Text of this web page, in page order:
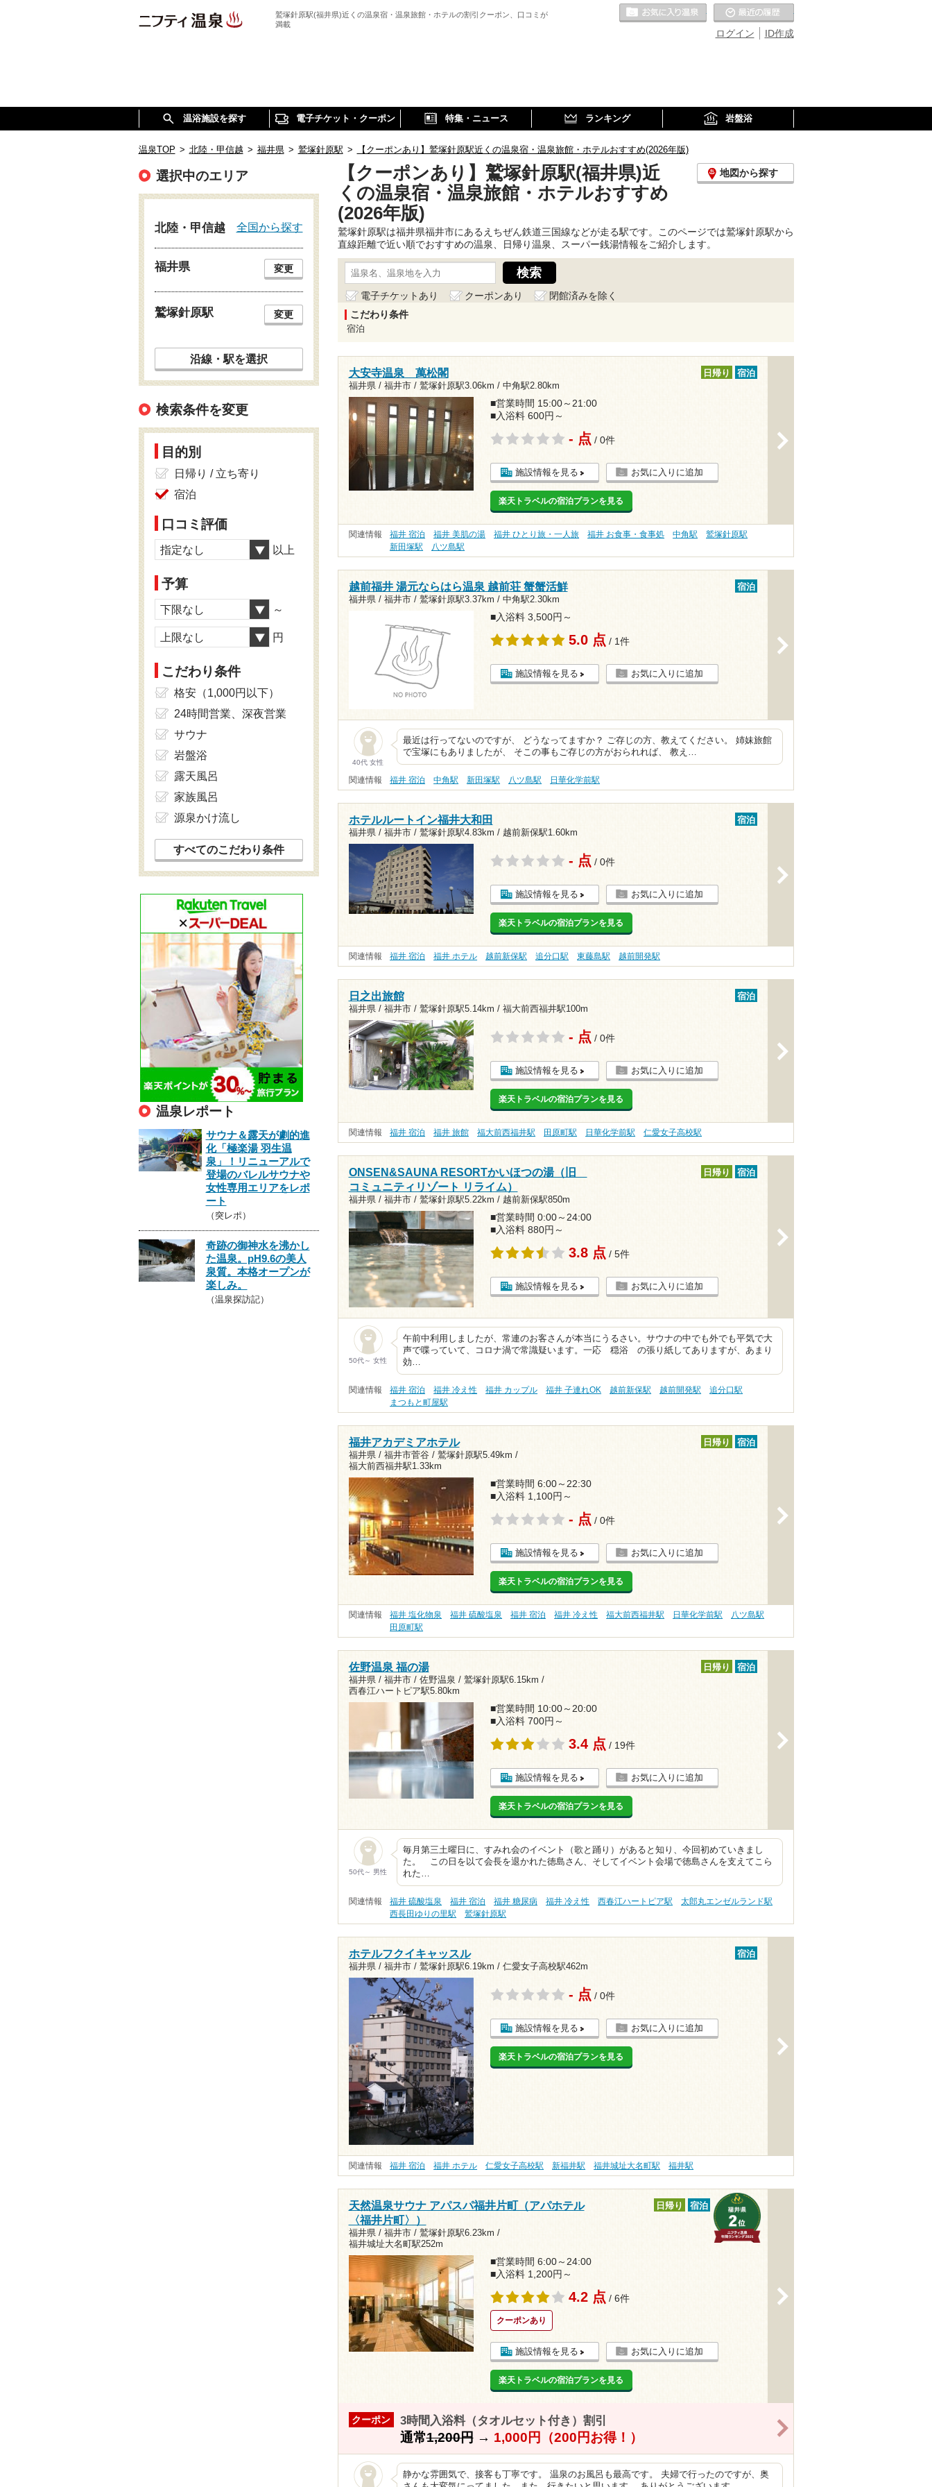
鷲塚針原駅(福井県)近くの温泉宿・温泉旅館・ホテルの割引クーポン、口コミが
満載
ID作成
ログイン
お気に入りの温泉
温浴施設を探す 電子チケット・クーポン 特集・ニュース ランキング 岩盤浴
温泉TOP > 北陸・甲信越 > 福井県 > 鷲塚針原駅 > 【クーポンあり】鷲塚針原駅近くの温泉宿・温泉旅館・ホテルおすすめ(2026年版)
【クーポンあり】鷲塚針原駅(福井県)近
くの温泉宿・温泉旅館・ホテルおすすめ
(2026年版)
地図から探す
鷲塚針原駅は福井県福井市にあるえちぜん鉄道三国線などが走る駅です。このページでは鷲塚針原駅から
直線距離で近い順でおすすめの温泉、日帰り温泉、スーパー銭湯情報をご紹介します。
電子チケットあり クーポンあり
閉館済みを除く
こだわり条件
宿泊
大安寺温泉 萬松閣
福井県 / 福井市 / 鷲塚針原駅3.06km / 中角駅2.80km
日帰り 宿泊
■営業時間 15:00～21:00
■入浴料 600円～
- 点 / 0件
施設情報を見る お気に入りに追加
楽天トラベルの宿泊プランを見る
関連情報 福井 宿泊 福井 美肌の湯 福井 ひとり旅・一人旅 福井 お食事・食事処 中角駅
鷲塚針原駅
新田塚駅
八ツ島駅
越前福井 湯元ならはら温泉 越前荘 蟹蟹活鮮
福井県 / 福井市 / 鷲塚針原駅3.37km / 中角駅2.30km
宿泊
■入浴料 3,500円～
5.0 点 / 1件
施設情報を見る お気に入りに追加
40代 女性
最近は行ってないのですが、 どうなってますか？ ご存じの方、教えてください。 姉妹旅館
で宝塚にもありましたが、 そこの事もご存じの方がおられれば、 教え…
関連情報 福井 宿泊 中角駅 新田塚駅 八ツ島駅 日華化学前駅
ホテルルートイン福井大和田
福井県 / 福井市 / 鷲塚針原駅4.83km / 越前新保駅1.60km
宿泊
- 点 / 0件
施設情報を見る お気に入りに追加
楽天トラベルの宿泊プランを見る
関連情報 福井 宿泊 福井 ホテル 越前新保駅 追分口駅 東藤島駅 越前開発駅
日之出旅館
福井県 / 福井市 / 鷲塚針原駅5.14km / 福大前西福井駅100m
宿泊
- 点 / 0件
施設情報を見る お気に入りに追加
楽天トラベルの宿泊プランを見る
関連情報 福井 宿泊 福井 旅館 福大前西福井駅 田原町駅 日華化学前駅 仁愛女子高校駅
ONSEN&SAUNA RESORTかいほつの湯（旧
コミュニティリゾート リライム）
福井県 / 福井市 / 鷲塚針原駅5.22km / 越前新保駅850m
日帰り 宿泊
■営業時間 0:00～24:00
■入浴料 880円～
3.8 点 / 5件
施設情報を見る お気に入りに追加
50代～ 女性
午前中利用しましたが、常連のお客さんが本当にうるさい。サウナの中でも外でも平気で大
声で喋っていて、コロナ渦で常識疑います。一応 穏浴 の張り紙してありますが、あまり
効…
関連情報 福井 宿泊 福井 冷え性 福井 カップル 福井 子連れOK 越前新保駅 越前開発駅
追分口駅
まつもと町屋駅
福井アカデミアホテル
福井県 / 福井市菅谷 / 鷲塚針原駅5.49km /
福大前西福井駅1.33km
日帰り 宿泊
■営業時間 6:00～22:30
■入浴料 1,100円～
- 点 / 0件
施設情報を見る お気に入りに追加
楽天トラベルの宿泊プランを見る
関連情報 福井 塩化物泉 福井 硫酸塩泉 福井 宿泊 福井 冷え性 福大前西福井駅 日華化学前駅
八ツ島駅
田原町駅
佐野温泉 福の湯
福井県 / 福井市 / 佐野温泉 / 鷲塚針原駅6.15km /
西春江ハートピア駅5.80km
日帰り 宿泊
■営業時間 10:00～20:00
■入浴料 700円～
3.4 点 / 19件
施設情報を見る お気に入りに追加
楽天トラベルの宿泊プランを見る
50代～ 男性
毎月第三土曜日に、すみれ会のイベント（歌と踊り）があると知り、今回初めていきまし
た。 この日を以て会長を退かれた徳島さん、そしてイベント会場で徳島さんを支えてこら
れた…
関連情報 福井 硫酸塩泉 福井 宿泊 福井 糖尿病 福井 冷え性 西春江ハートピア駅
太郎丸エンゼルランド駅
西長田ゆりの里駅
鷲塚針原駅
ホテルフクイキャッスル
福井県 / 福井市 / 鷲塚針原駅6.19km / 仁愛女子高校駅462m
宿泊
- 点 / 0件
施設情報を見る お気に入りに追加
楽天トラベルの宿泊プランを見る
関連情報 福井 宿泊 福井 ホテル 仁愛女子高校駅 新福井駅 福井城址大名町駅 福井駅
天然温泉サウナ アパスパ福井片町（アパホテル
〈福井片町〉）
福井県 / 福井市 / 鷲塚針原駅6.23km /
福井城址大名町駅252m
日帰り 宿泊
■営業時間 6:00～24:00
■入浴料 1,200円～
4.2 点 / 6件
クーポンあり
施設情報を見る お気に入りに追加
楽天トラベルの宿泊プランを見る
クーポン 3時間入浴料（タオルセット付き）割引
通常1,200円→ 1,000円（200円お得！）
>
静かな雰囲気で、接客も丁寧です。 温泉のお風呂も最高です。 夫婦で行ったのですが、奥
選択中のエリア
北陸・甲信越 全国から探す
福井県 変更
鷲塚針原駅 変更
沿線・駅を選択
検索条件を変更
目的別
日帰り / 立ち寄り
宿泊
口コミ評価
指定なし 以上
予算
下限なし ～
上限なし 円
こだわり条件
格安（1,000円以下）
24時間営業、深夜営業
サウナ
岩盤浴
露天風呂
家族風呂
源泉かけ流し
すべてのこだわり条件
温泉レポート
サウナ＆露天が劇的進
化「極楽湯 羽生温
泉」！リニューアルで
登場のバレルサウナや
女性専用エリアをレポ
ート
（突レポ）
奇跡の御神水を沸かし
た温泉。pH9.6の美人
泉質。本格オープンが
楽しみ。
（温泉探訪記）